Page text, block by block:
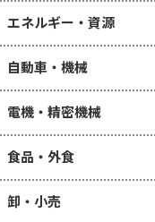
エネルギー・資源
自動車・機械
電機・精密機械
食品・外食
卸・小売